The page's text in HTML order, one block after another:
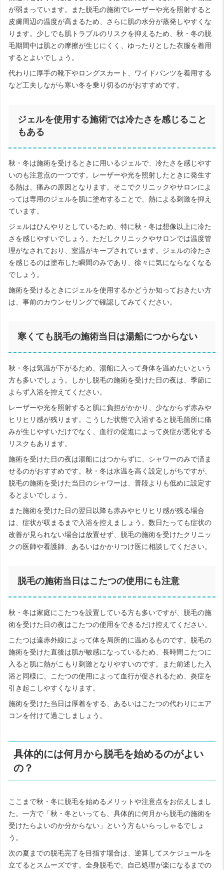
が弱まっています。また脱毛の施術でレーザーや光を照射すると
皮膚周辺の温度が高まるため、さらに肌の水分が蒸発しやすくな
ります。少しでも肌トラブルのリスクを抑えるため、秋・冬の脱
毛期間中は肌との摩擦が生じにくく、ゆったりとした衣服を着用
するとよいでしょう。
代わりに厚手の靴下やロングスカート、ワイドパンツを着用する
など工夫しながら寒い冬を乗り切るのがおすすめです。
ジェルを使用する施術では冷たさを感じること
もある
秋・冬は施術を受けるときに用いるジェルで、冷たさを感じやす
いのも注意点の一つです。レーザーや光を照射したときに発生す
る熱は、痛みの原因となります。そこでクリニックやサロンによ
っては専用のジェルを肌に塗布することで、熱による刺激を抑え
ています。
ジェルはひんやりとしているため、特に秋・冬は想像以上に冷た
さを感じやすいでしょう。ただしクリニックやサロンでは温度管
理がなされており、室温がキープされています。ジェルの冷たさ
を感じるのは塗布した瞬間のみであり、徐々に気にならなくなる
でしょう。
施術を受けるときにジェルを使用するかどうか知っておきたい方
は、事前のカウンセリングで確認してみてください。
寒くても脱毛の施術当日は湯船につからない
秋・冬は気温が下がるため、湯船に入って身体を温めたいという
方も多いでしょう。しかし脱毛の施術を受けた日の夜は、季節に
よらず入浴を控えてください。
レーザーや光を照射すると肌に負担がかかり、少なからず赤みや
ヒリヒリ感が残ります。こうした状態で入浴すると脱毛箇所に痛
みが生じやすいだけでなく、血行の促進によって炎症が悪化する
リスクもあります。
施術を受けた日の夜は湯船にはつからずに、シャワーのみで済ま
せるのがおすすめです。秋・冬は水温を高く設定しがちですが、
脱毛の施術を受けた当日のシャワーは、普段よりも低めに設定す
るとよいでしょう。
また施術を受けた日の翌日以降も赤みやヒリヒリ感が残る場合
は、症状が収まるまで入浴を控えましょう。数日たっても症状の
改善が見られない場合は放置せず、脱毛の施術を受けたクリニッ
クの医師や看護師、あるいはかかりつけ医に相談してください。
脱毛の施術当日はこたつの使用にも注意
秋・冬は家庭にこたつを設置している方も多いですが、脱毛の施
術を受けた日の夜はこたつの使用をできるだけ控えてください。
こたつは遠赤外線によって体を局所的に温めるものです。脱毛の
施術を受けた直後は肌が敏感になっているため、長時間こたつに
入ると肌に熱がこもり刺激となりやすいのです。また前述した入
浴と同様に、こたつの使用によって血行が促されるため、炎症を
引き起こしやすくなります。
施術を受けた当日は厚着をする、あるいはこたつの代わりにエア
コンを付けて過ごしましょう。
具体的には何月から脱毛を始めるのがよい
の？
ここまで秋・冬に脱毛を始めるメリットや注意点をお伝えしまし
た。一方で「秋・冬といっても、具体的に何月から脱毛の施術を
受けたらよいのか分からない」という方もいらっしゃるでしょ
う。
次の夏までの脱毛完了を目指す場合は、逆算してスケジュールを
立てるとスムーズです。全身脱毛で、自己処理が楽になるまでの